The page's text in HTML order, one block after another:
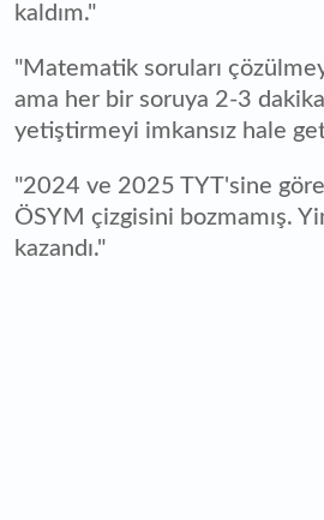
kaldım."
"Matematik soruları
ama her bir soruya 2-3 dakika
yetiştirmeyi imkansız hale
"2024 ve 2025 TYT'sine göre
ÖSYM çizgisini bozmamış.
kazandı."